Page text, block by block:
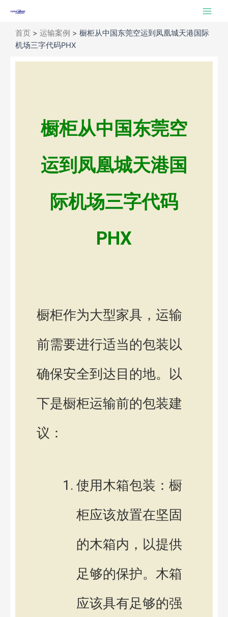
Main
首页 > 运输案例 > 橱柜从中国东莞空运到凤凰城天港国际
机场三字代码PHX
橱柜从中国东莞空
运到凤凰城天港国
际机场三字代码
PHX
橱柜作为大型家具，运输
前需要进行适当的包装以
确保安全到达目的地。以
下是橱柜运输前的包装建
议：
使用木箱包装：橱
柜应该放置在坚固
的木箱内，以提供
足够的保护。木箱
应该具有足够的强